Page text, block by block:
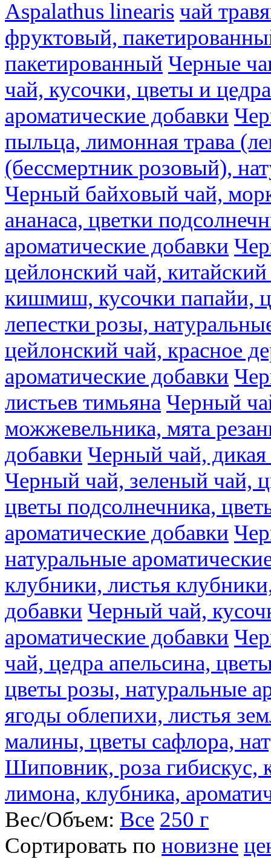
Aspalathus linearis чай
фруктовый,
пакетированный Черные
чай, кусочки, цветы и
ароматические добавки
пыльца, лимонная трава
(бессмертник розовый),
Черный байховый чай,
ананаса, цветки
ароматические добавки
цейлонский чай,
кишмиш, кусочки папайи,
лепестки розы,
цейлонский чай, красное
ароматические добавки
листьев тимьяна Черный
можжевельника, мята
добавки Черный чай,
Черный чай, зеленый чай,
цветы подсолнечника,
ароматические добавки
натуральные
клубники, листья
добавки Черный чай,
ароматические добавки
чай, цедра апельсина,
цветы розы, натуральные
ягоды облепихи, листья
малины, цветы сафлора,
Шиповник, роза гибискус,
лимона, клубника,
Вес/Объем: Все 250 г
Сортировать по новизне